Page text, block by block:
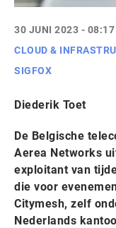
30 JUNI 2023 - 08:17
CLOUD &
SIGFOX
Diederik Toet
De Belgische
Aerea Networks
exploitant van
die voor
Citymesh, zelf
Nederlands